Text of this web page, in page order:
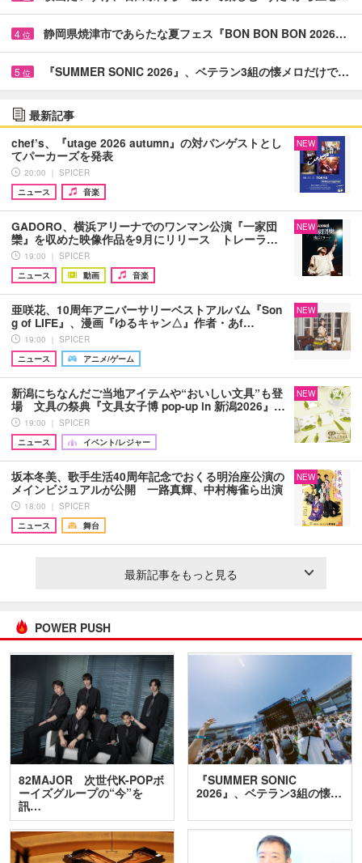
4 位 静岡県焼津市であらたな夏フェス『BON BON BON 2026…
5 位 『SUMMER SONIC 2026』、ベテラン3組の懐メロだけで…
最新記事
chef’s、『utage 2026 autumn』の対バンゲストとし
てパーカーズを発表
20:00 ｜ SPICER
ニュース
音楽
NEW
GADORO、横浜アリーナでのワンマン公演『一家団
欒』を収めた映像作品を9月にリリース トレーラ…
19:00 ｜ SPICER
ニュース
動画 音楽
NEW
亜咲花、10周年アニバーサリーベストアルバム『Son
g of LIFE』、漫画『ゆるキャン△』作者・あf…
19:00 ｜ SPICER
ニュース
アニメ/ゲーム
NEW
新潟にちなんだご当地アイテムや“おいしい文具”も登
場 文具の祭典『文具女子博 pop-up in 新潟2026』…
19:00 ｜ SPICER
ニュース
イベント/レジャー
NEW
坂本冬美、歌手生活40周年記念でおくる明治座公演の
メインビジュアルが公開 一路真輝、中村梅雀ら出演
18:00 ｜ SPICER
ニュース
舞台
NEW
最新記事をもっと見る
POWER PUSH
82MAJOR 次世代K-POPボ
ーイズグループの“今”を
訊…
『SUMMER SONIC
2026』、ベテラン3組の懐…